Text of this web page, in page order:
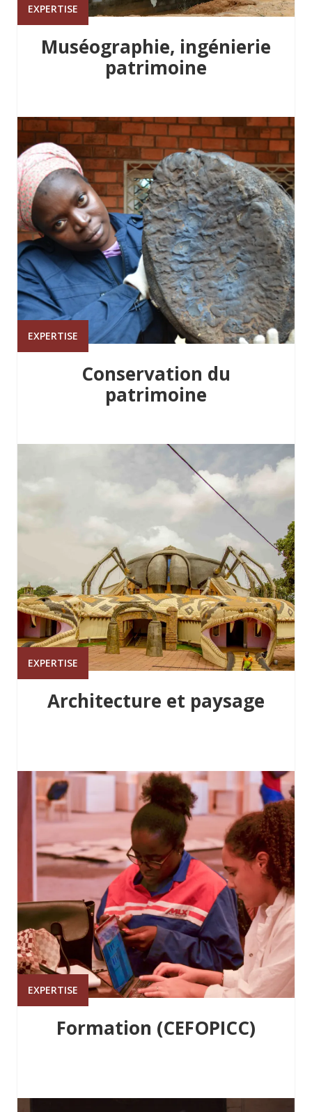
EXPERTISE
Muséographie, ingénierie
patrimoine
EXPERTISE
Conservation du
patrimoine
EXPERTISE
Architecture et paysage
EXPERTISE
Formation (CEFOPICC)